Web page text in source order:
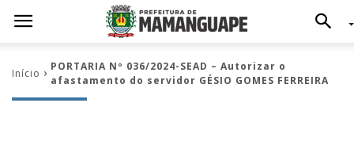
Início
PORTARIA Nº 036/2024-SEAD – Autorizar o
afastamento do servidor GÉSIO GOMES FERREIRA